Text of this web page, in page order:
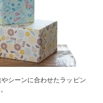
シーンに合わせたラッピン